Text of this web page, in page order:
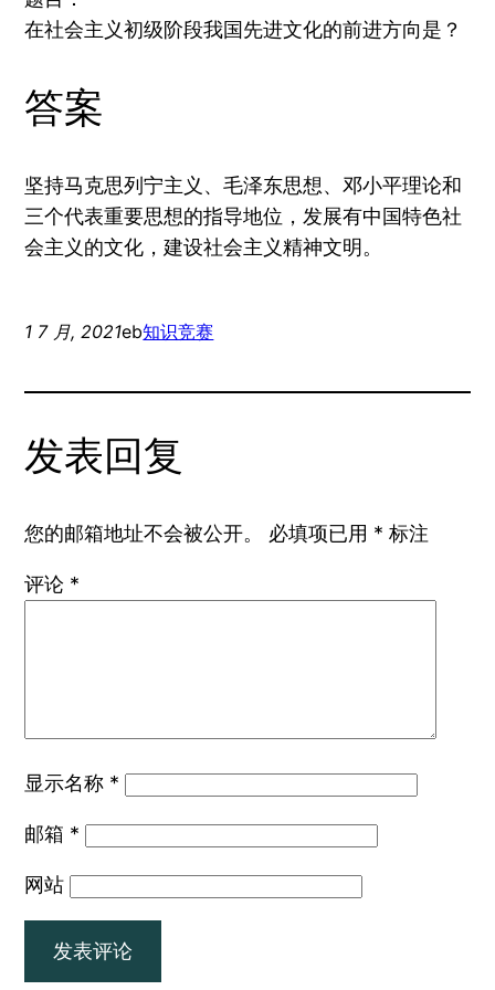
在社会主义初级阶段我国先进文化的前进方向是？
答案
坚持马克思列宁主义、毛泽东思想、邓小平理论和
三个代表重要思想的指导地位，发展有中国特色社
会主义的文化，建设社会主义精神文明。
1 7 月, 2021eb知识竞赛
发表回复
您的邮箱地址不会被公开。 必填项已用 * 标注
评论 *
显示名称 *
邮箱 *
网站